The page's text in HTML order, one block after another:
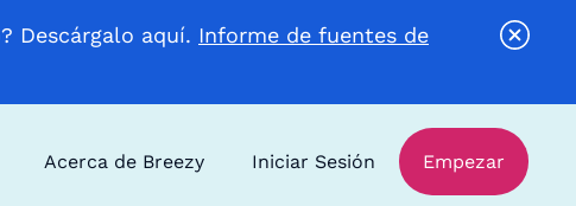
Descárgalo aquí. Informe de fuentes de
Acerca de Breezy Iniciar Sesión Empezar